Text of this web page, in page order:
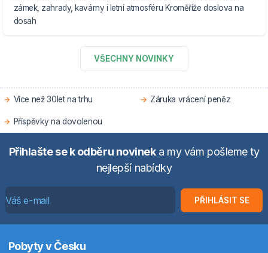
zámek, zahrady, kavárny i letní atmosféru Kroměříže doslova na
dosah
VŠECHNY NOVINKY
Více než 30let na trhu Záruka vrácení peněz
Příspěvky na dovolenou
Přihlašte se k odběru novineka my vám pošleme ty
nejlepší nabídky
PŘIHLÁSIT SE
Pobyty v Česku